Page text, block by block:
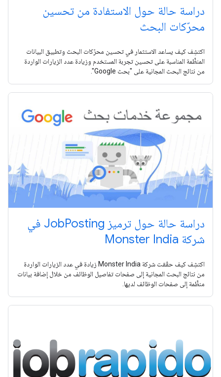
دراسة حالة حول الاستفادة من تحسين
محرّكات البحث
اكتشِف كيف يساعد الاستثمار في تحسين محرّكات البحث وتطبيق البيانات
المنظَّمة المناسبة على تحسين تجربة المستخدم وزيادة عدد الزيارات الواردة
من نتائج البحث المجانية على "بحث Google".
دراسة حالة حول ترميز JobPosting في
شركة Monster India
اكتشِف كيف حقّقت شركة Monster India زيادة في عدد الزيارات الواردة
من نتائج البحث المجانية إلى صفحات تفاصيل الوظائف من خلال إضافة بيانات
منظَّمة إلى صفحات الوظائف لديها.